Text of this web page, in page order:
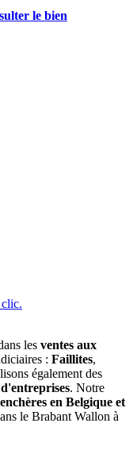
le bien
les ventes aux
: Faillites,
également des
d'entreprises. Notre
en Belgique et
le Brabant Wallon à